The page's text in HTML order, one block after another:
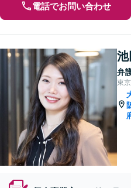
電話でお問い合わせ
池
弁
東